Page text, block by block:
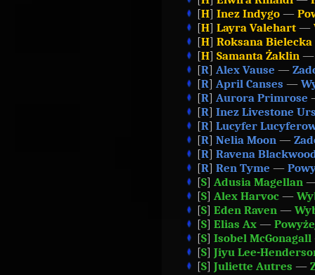
[H] Inez Indygo —
[H] Layra Valehart —
[H] Roksana Bielecka
[H] Samanta Żaklin
[R] Alex Vause —
[R] April Canses —
[R] Aurora Primrose
[R] Inez Livestone
[R] Lucyfer
[R] Nelia Moon —
[R] Ravena
[R] Ren Tyme —
[S] Adusia Magellan
[S] Alex Harvoc —
[S] Eden Raven —
[S] Elias Ax —
[S] Isobel McGonagall
[S] Jiyu Lee-
[S] Juliette Autres —